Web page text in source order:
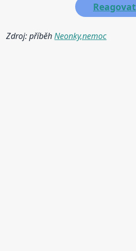
Reagovat
Zdroj: příběhNeonky,nemoc